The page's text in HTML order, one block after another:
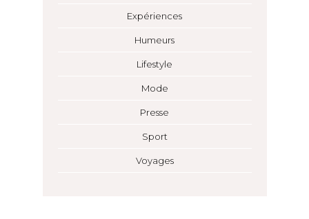
Expériences
Humeurs
Lifestyle
Mode
Presse
Sport
Voyages